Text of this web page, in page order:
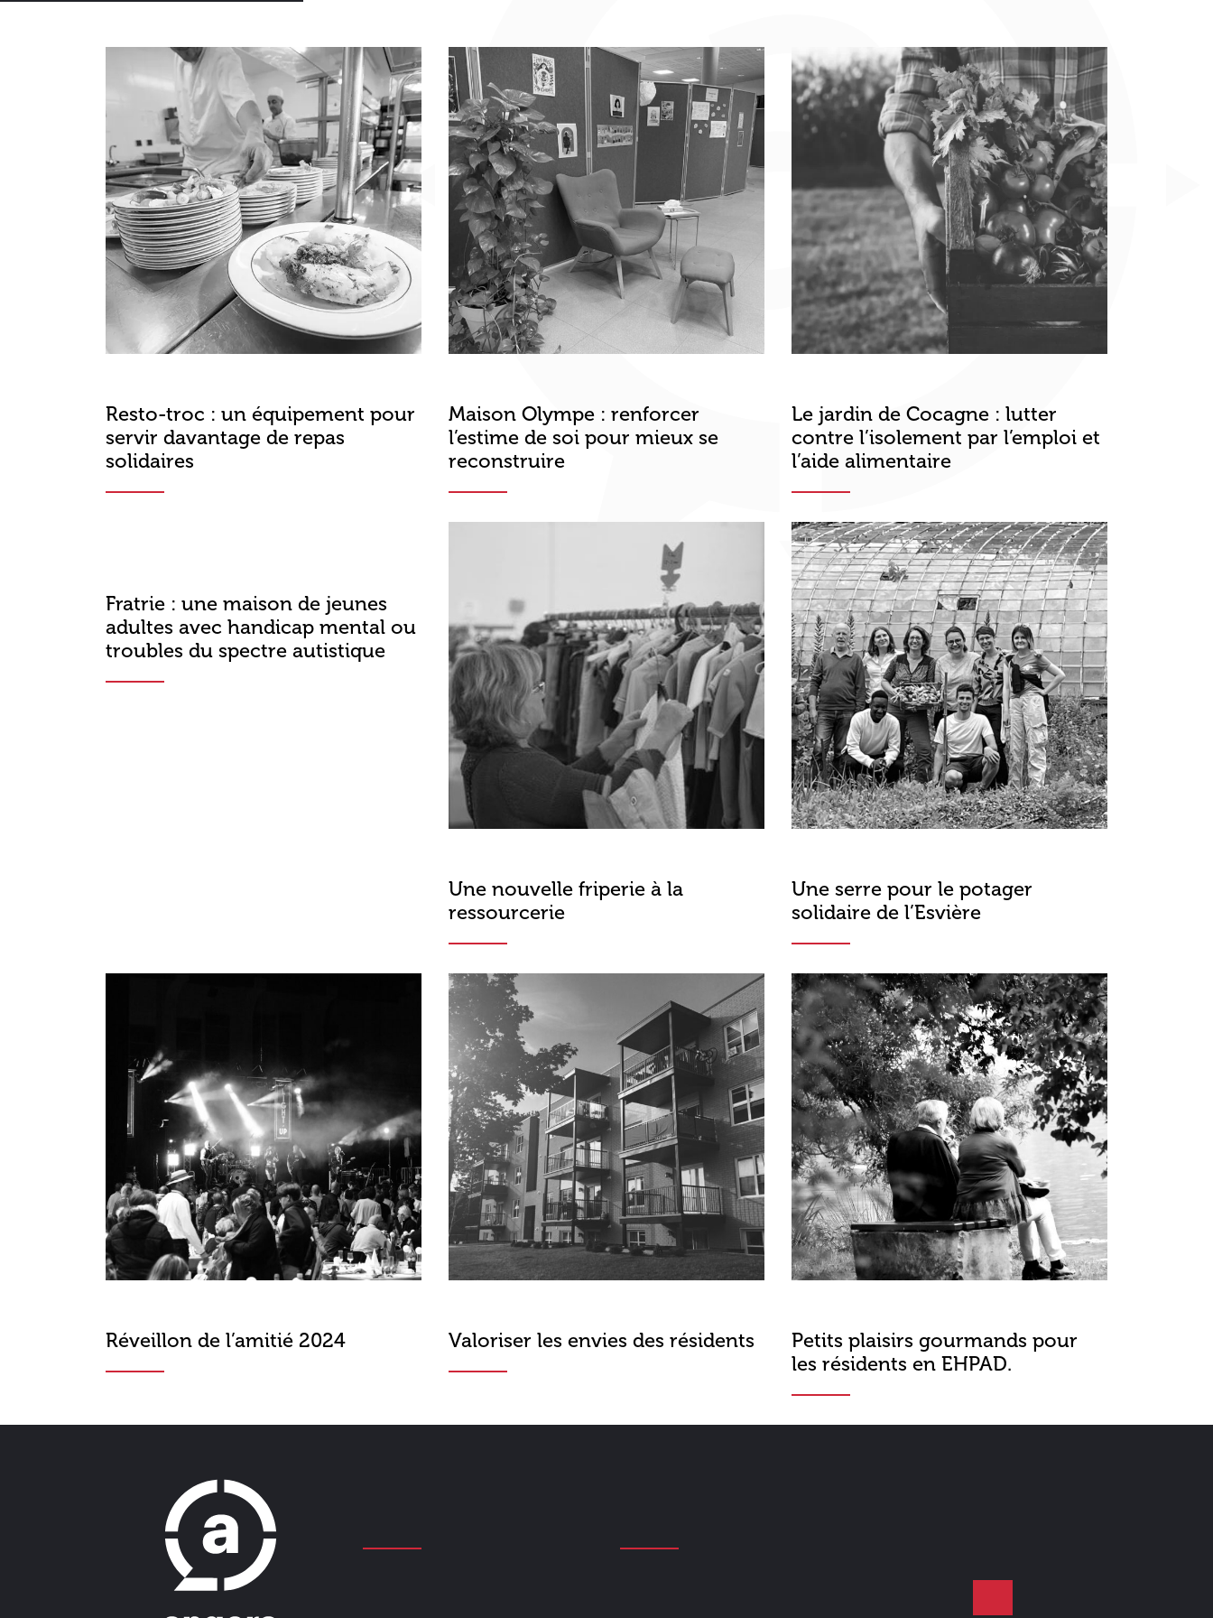
Resto-troc : un équipement pour
servir davantage de repas
solidaires
Maison Olympe : renforcer
l’estime de soi pour mieux se
reconstruire
Le jardin de Cocagne : lutter
contre l’isolement par l’emploi et
l’aide alimentaire
Fratrie : une maison de jeunes
adultes avec handicap mental ou
troubles du spectre autistique
Une nouvelle friperie à la
ressourcerie
Une serre pour le potager
solidaire de l’Esvière
Réveillon de l’amitié 2024 Valoriser les envies des résidents
Petits plaisirs gourmands pour
les résidents en EHPAD.